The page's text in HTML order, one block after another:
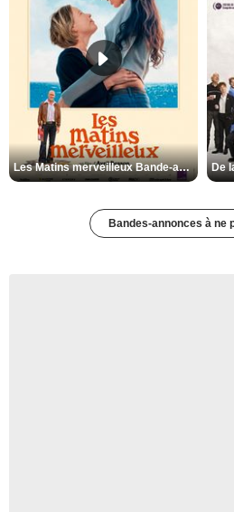
Les Matins merveilleux Bande-annonce VF
Bandes-annonces à ne